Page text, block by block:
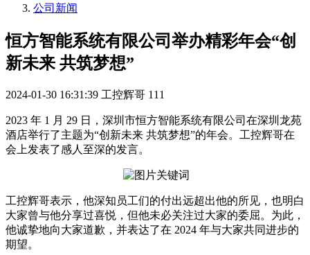
公司新闻
恒方智能系统有限公司举办精彩年会“创
新未来 共筑梦想”
2024-01-30 16:31:39 工控辉哥 111
2023 年 1 月 29 日，深圳市恒方智能系统有限公司在深圳龙苑
酒店举行了主题为“创新未来 共筑梦想”的年会。工控辉哥在
会上发表了感人至深的发言。
工控辉哥表示，他深知员工们的付出远超出他的所见，也明白
大家曾与他分享过喜悦，但他未必关注过大家的委屈。为此，
他诚挚地向大家道歉，并表达了在 2024 年与大家共同进步的
期望。